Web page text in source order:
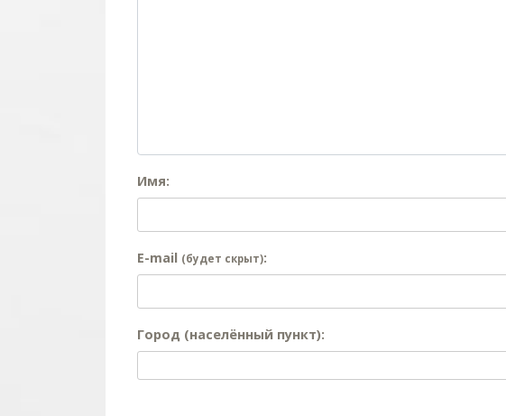
Имя:
E-mail (будет скрыт):
Город (населённый пункт):